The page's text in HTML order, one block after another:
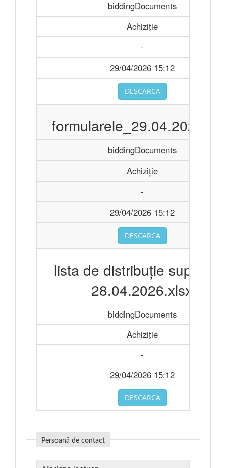
biddingDocuments
Achiziție
-
29/04/2026 15:12
DESCARCA
biddingDocuments
Achiziție
-
29/04/2026 15:12
DESCARCA
lista de distribuție
28.04.2026.xlsx
biddingDocuments
Achiziție
-
29/04/2026 15:12
DESCARCA
Persoană de contact